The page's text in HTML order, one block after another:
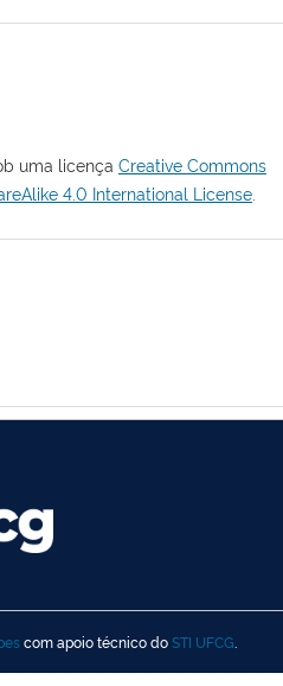
uma licença Creative Commons
4.0 International License.
com apoio técnico doSTI UFCG.